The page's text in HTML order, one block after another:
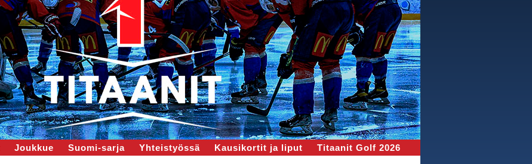
Joukkue Suomi-sarja Yhteistyössä Kausikortit ja liput Titaanit Golf 2026